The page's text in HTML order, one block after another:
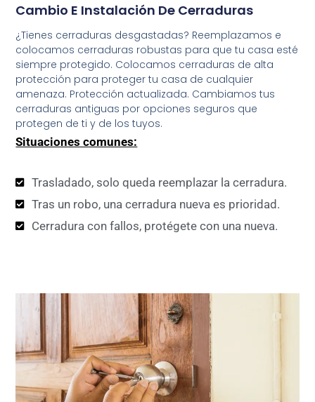
Cambio E Instalación De Cerraduras
¿Tienes cerraduras desgastadas? Reemplazamos e
colocamos cerraduras robustas para que tu casa esté
siempre protegido. Colocamos cerraduras de alta
protección para proteger tu casa de cualquier
amenaza. Protección actualizada. Cambiamos tus
cerraduras antiguas por opciones seguros que
protegen de ti y de los tuyos.
Situaciones comunes:
Trasladado, solo queda reemplazar la cerradura.
Tras un robo, una cerradura nueva es prioridad.
Cerradura con fallos, protégete con una nueva.